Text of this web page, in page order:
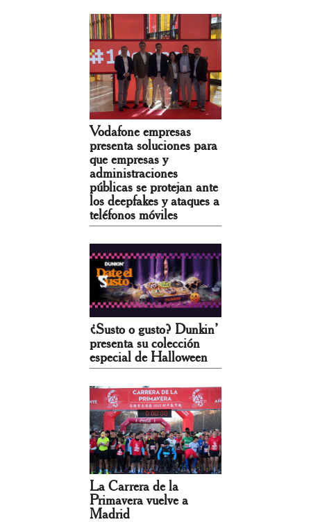
Vodafone empresas
presenta soluciones para
que empresas y
administraciones
públicas se protejan ante
los deepfakes y ataques a
teléfonos móviles
¿Susto o gusto? Dunkin’
presenta su colección
especial de Halloween
La Carrera de la
Primavera vuelve a
Madrid